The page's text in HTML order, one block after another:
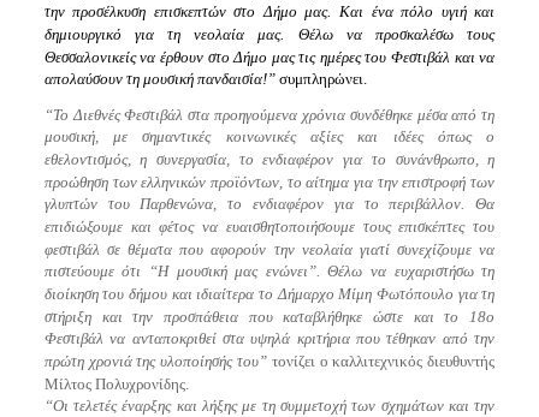
την προσέλκυση επισκεπτών στο Δήμο μας. Και ένα πόλο υγιή και
δημιουργικό για τη νεολαία μας. Θέλω να προσκαλέσω τους
Θεσσαλονικείς να έρθουν στο Δήμο μας τις ημέρες του Φεστιβάλ και να
απολαύσουν τη μουσική πανδαισία!”συμπληρώνει.
“Το Διεθνές Φεστιβάλ στα προηγούμενα χρόνια συνδέθηκε μέσα από τη
μουσική, με σημαντικές κοινωνικές αξίες και ιδέες όπως ο
εθελοντισμός, η συνεργασία, το ενδιαφέρον για το συνάνθρωπο, η
προώθηση των ελληνικών προϊόντων, το αίτημα για την επιστροφή των
γλυπτών του Παρθενώνα, το ενδιαφέρον για το περιβάλλον. Θα
επιδιώξουμε και φέτος να ευαισθητοποιήσουμε τους επισκέπτες του
φεστιβάλ σε θέματα που αφορούν την νεολαία γιατί συνεχίζουμε να
πιστεύουμε ότι “Η μουσική μας ενώνει”. Θέλω να ευχαριστήσω τη
διοίκηση του δήμου και ιδιαίτερα το Δήμαρχο Μίμη Φωτόπουλο για τη
στήριξη και την προσπάθεια που καταβλήθηκε ώστε και το 18ο
Φεστιβάλ να ανταποκριθεί στα υψηλά κριτήρια που τέθηκαν από την
πρώτη χρονιά της υλοποίησής του” τονίζει ο καλλιτεχνικός διευθυντής
Μίλτος Πολυχρονίδης.
“Οι τελετές έναρξης και λήξης με τη συμμετοχή των σχημάτων και την